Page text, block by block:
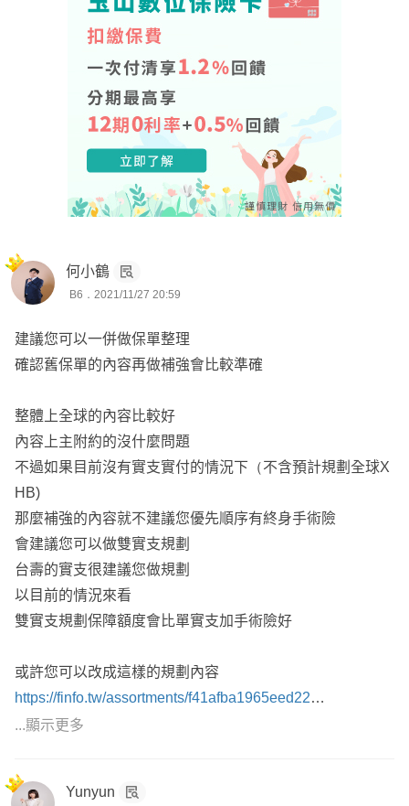
由於時代的進步，越來越多新式手術及高額醫材現世
造成住院天數越來越少、門診手術越來越多，導致越來越多
的醫療自付額被轉回我們身上
傳統日額及手術險已經難以替我們轉嫁越來越高額的醫材、
大多數的高額花費都要靠實支實付中"雜費"這個項目幫我們
算上妳的年紀跟五十年的通貨膨脹
PHB對七十五歲的妳保障也很有限，我會比較建議以實支
規劃實支實付主要需要注重幾個細節1.額度 2.門診手術及
住院保障的落差 3.手術定義
些
我服務於大誠保經，如需協助規劃歡迎來信討論
何小鶴
B6．2021/11/27 20:59
建議您可以一併做保單整理
確認舊保單的內容再做補強會比較準確
整體上全球的內容比較好
內容上主附約的沒什麼問題
不過如果目前沒有實支實付的情況下（不含預計規劃全球X
HB)
那麼補強的內容就不建議您優先順序有終身手術險
會建議您可以做雙實支規劃
台壽的實支很建議您做規劃
以目前的情況來看
雙實支規劃保障額度會比單實支加手術險好
或許您可以改成這樣的規劃內容
https://finfo.tw/assortments/f41afba1965eed22
一起討論😃
...顯示更多
Yunyun